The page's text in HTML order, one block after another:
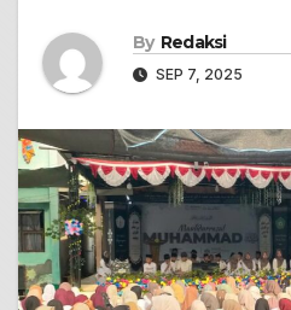
By Redaksi
SEP 7, 2025